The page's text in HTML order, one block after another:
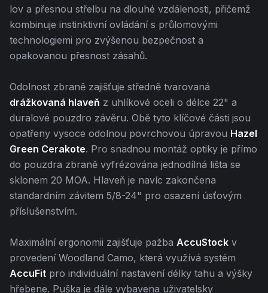
lov a přesnou střelbu na dlouhé vzdálenosti, přičemž
kombinuje instinktivní ovládání s průlomovými
technologiemi pro zvýšenou bezpečnost a
opakovanou přesnost zásahů.
Odolnost zbraně zajišťuje středně tvarovaná
drážkovaná hlaveň z uhlíkové oceli o délce 22" a
duralové pouzdro závěru. Obě tyto klíčové části jsou
opatřeny vysoce odolnou povrchovou úpravou Hazel
Green Cerakote. Pro snadnou montáž optiky je přímo
do pouzdra zbraně vyfrézována jednodílná lišta se
sklonem 20 MOA. Hlaveň je navíc zakončena
standardním závitem 5/8-24" pro osazení úsťovým
příslušenstvím.
Maximální ergonomii zajišťuje pažba AccuStock v
provedení Woodland Camo, která využívá systém
AccuFit pro individuální nastavení délky tahu a výšky
hřebene. Puška je dále vybavena uživatelsky